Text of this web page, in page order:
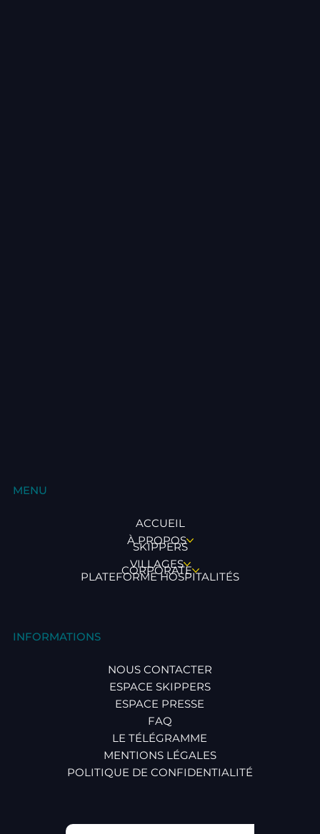
MENU
ACCUEIL
À PROPOS
SKIPPERS
VILLAGES
CORPORATE
PLATEFORME HOSPITALITÉS
INFORMATIONS
NOUS CONTACTER
ESPACE SKIPPERS
ESPACE PRESSE
FAQ
LE TÉLÉGRAMME
MENTIONS LÉGALES
POLITIQUE DE CONFIDENTIALITÉ